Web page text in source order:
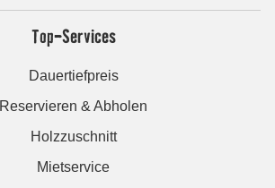
Top-Services
Dauertiefpreis
Reservieren & Abholen
Holzzuschnitt
Mietservice